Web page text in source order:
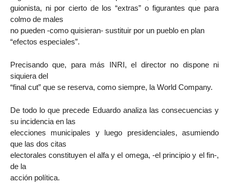
guionista, ni por cierto de los “extras” o figurantes que para
colmo de males
no pueden -como quisieran- sustituir por un pueblo en plan
“efectos especiales”.
Precisando que, para más INRI, el director no dispone ni
siquiera del
“final cut” que se reserva, como siempre, la World Company.
De todo lo que precede Eduardo analiza las consecuencias y
su incidencia en las
elecciones municipales y luego presidenciales, asumiendo
que las dos citas
electorales constituyen el alfa y el omega, -el principio y el fin-,
de la
acción política.